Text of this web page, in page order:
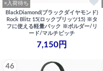
×入荷待ち
BlackDiamond(ブラックダイヤモンド)
Rock Blitz 15(ロックブリッツ15) ※タ
フに使える軽量バック ※ボルダー/リ
ード/マルチピッチ
7,150円
46